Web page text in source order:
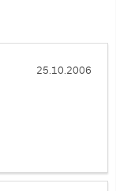
25.10.2006